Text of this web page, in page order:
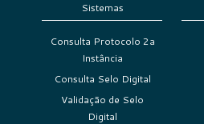
Sistemas
Consulta Protocolo 2a
Instância
Consulta Selo Digital
Validação de Selo
Digital